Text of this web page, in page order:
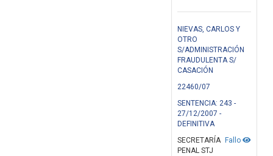
NIEVAS, CARLOS Y
OTRO
S/ADMINISTRACIÓN
FRAUDULENTA S/
CASACIÓN
22460/07
SENTENCIA: 243 -
27/12/2007 -
DEFINITIVA
Fallo
SECRETARÍA
PENAL STJ